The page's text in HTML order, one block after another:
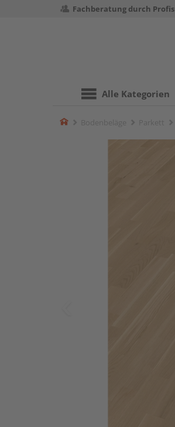
Fachberatung durch Profis
Alle Kategorien
Home